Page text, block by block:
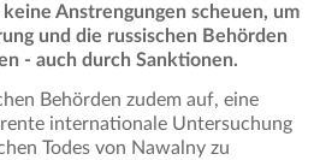
Anstrengungen scheuen, um
und die russischen Behörden
- auch durch Sanktionen.
Behörden zudem auf, eine
internationale Untersuchung
Todes von Nawalny zu